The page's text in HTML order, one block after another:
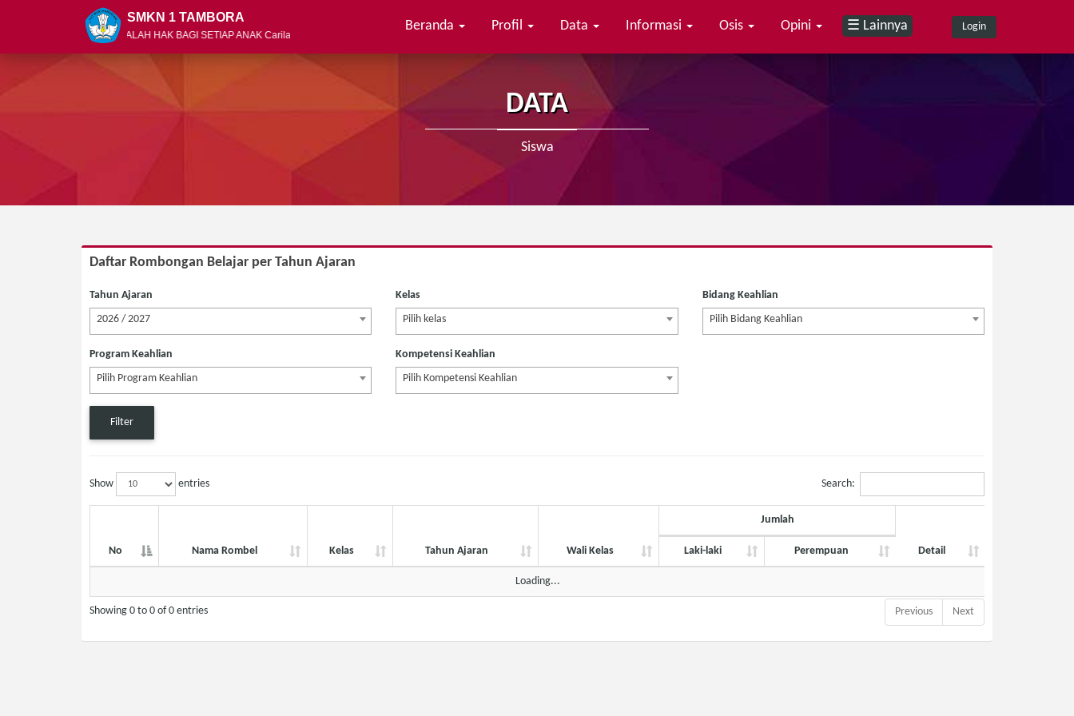
SMKN 1 TAMBORA
PENDIDIKAN ADALAH HAK BAGI SETIAP ANAK Carilah ilmu, pelajari, dan bagikan
Beranda Profil Data Informasi Osis Opini ☰ Lainnya Login
DATA
Siswa
Daftar Rombongan Belajar per Tahun Ajaran
Tahun Ajaran
2026 / 2027
Kelas
Pilih kelas
Bidang Keahlian
Pilih Bidang Keahlian
Program Keahlian
Pilih Program Keahlian
Kompetensi Keahlian
Pilih Kompetensi Keahlian
Filter
Show entries Search:
No Nama Rombel Kelas Tahun Ajaran Wali Kelas
Jumlah
Detail
Laki-laki
Perempuan
Loading...
Showing 0 to 0 of 0 entries Previous Next